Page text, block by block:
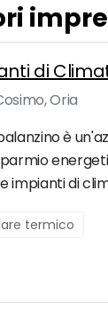
di
Oria
è
impianti di
termico